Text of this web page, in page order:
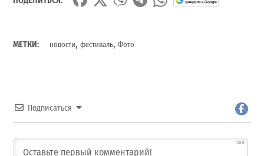
МЕТКИ: новости,фестиваль,Фото
Подписаться
500